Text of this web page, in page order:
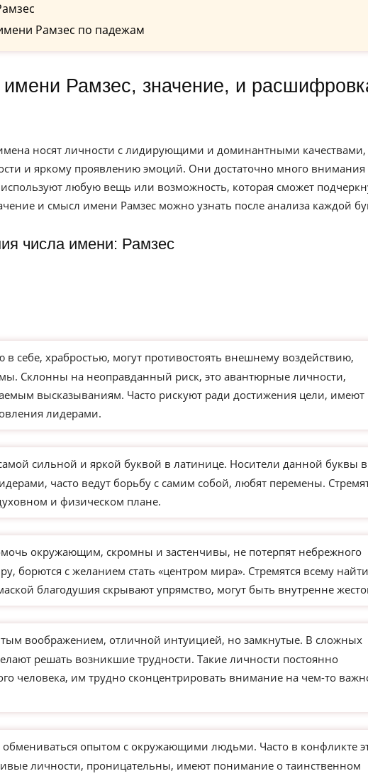
Рамзес по падежам
носят личности с лидирующими и доминантными качествами,
и яркому проявлению эмоций. Они достаточно много внимания
любую вещь или возможность, которая сможет
и смысл имени Рамзес можно узнать после анализа каждой
числа имени: Рамзес
себе, храбростью, могут противостоять внешнему воздействию,
Склонны на неоправданный риск, это авантюрные личности,
высказываниям. Часто рискуют ради достижения цели, имеют
лидерами.
сильной и яркой буквой в латинице. Носители данной буквы в
часто ведут борьбу с самим собой, любят перемены.
и физическом плане.
окружающим, скромны и застенчивы, не потерпят небрежного
борются с желанием стать «центром мира». Стремятся всему найти
благодушия скрывают упрямство, могут быть внутренне
воображением, отличной интуицией, но замкнутые. В сложных
решать возникшие трудности. Такие личности постоянно
человека, им трудно сконцентрировать внимание на чем-то
опытом с окружающими людьми. Часто в конфликте
личности, проницательны, имеют понимание о таинственном